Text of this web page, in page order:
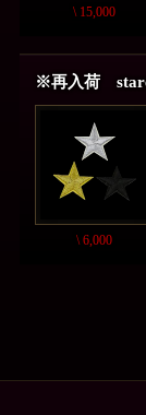
\ 15,000
※再入荷
\ 6,000